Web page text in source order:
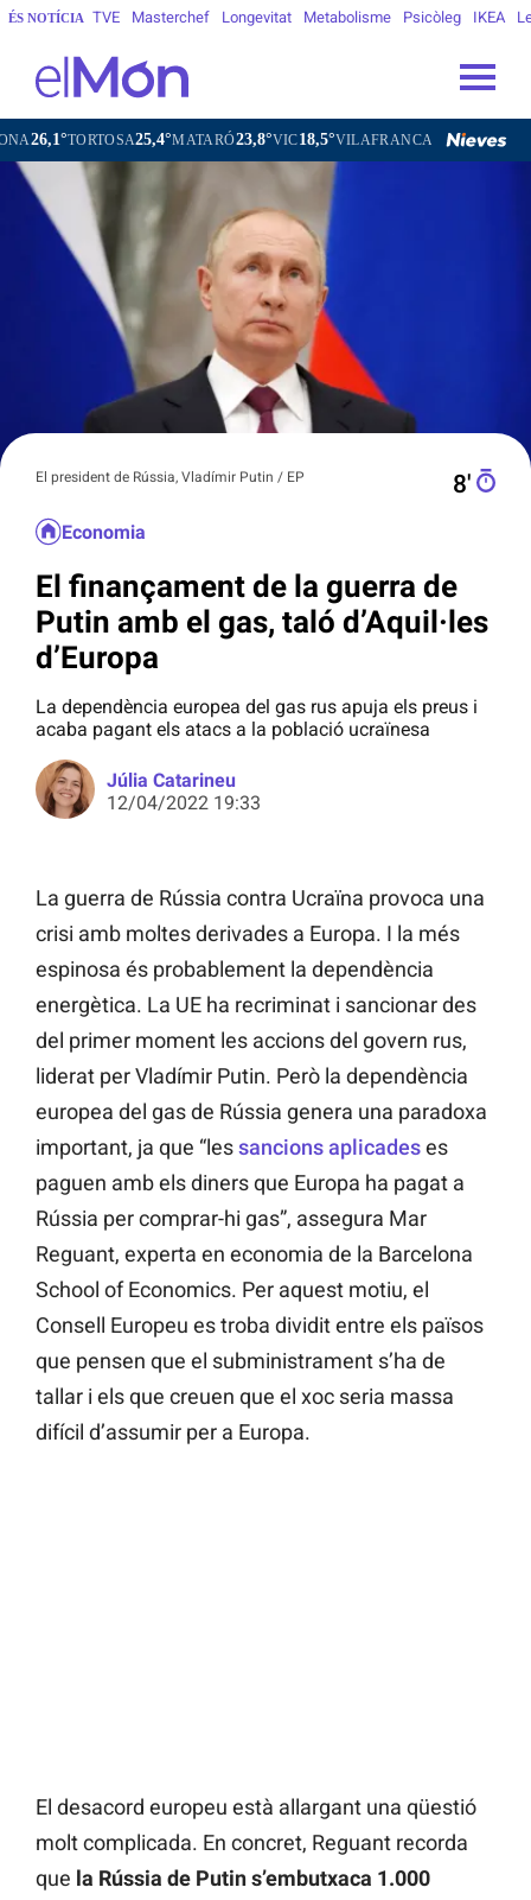
ÉS NOTÍCIA TVE Masterchef Longevitat Metabolisme Psicòleg IKEA
25,4°MATARÓ23,8°VIC18,5°VILAFRANCA DEL PENEDÈS 22,0°
El president de Rússia, Vladímir Putin / EP 8′
Economia
El finançament de la guerra de
Putin amb el gas, taló d’Aquil·les
d’Europa
La dependència europea del gas rus apuja els preus i
acaba pagant els atacs a la població ucraïnesa
Júlia Catarineu
12/04/2022 19:33
La guerra de Rússia contra Ucraïna provoca una
crisi amb moltes derivades a Europa. I la més
espinosa és probablement la dependència
energètica. La UE ha recriminat i sancionar des
del primer moment les accions del govern rus,
liderat per Vladímir Putin. Però la dependència
europea del gas de Rússia genera una paradoxa
important, ja que “lessancions aplicadeses
paguen amb els diners que Europa ha pagat a
Rússia per comprar-hi gas”, assegura Mar
Reguant, experta en economia de la Barcelona
School of Economics. Per aquest motiu, el
Consell Europeu es troba dividit entre els països
que pensen que el subministrament s’ha de
tallar i els que creuen que el xoc seria massa
difícil d’assumir per a Europa.
El desacord europeu està allargant una qüestió
molt complicada. En concret, Reguant recorda
que la Rússia de Putin s’embutxaca 1.000